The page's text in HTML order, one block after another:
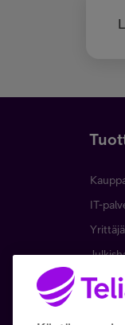
IT-